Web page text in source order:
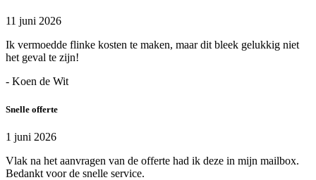
11 juni 2026
Ik vermoedde flinke kosten te maken, maar dit bleek gelukkig niet
het geval te zijn!
- Koen de Wit
Snelle offerte
1 juni 2026
Vlak na het aanvragen van de offerte had ik deze in mijn mailbox.
Bedankt voor de snelle service.